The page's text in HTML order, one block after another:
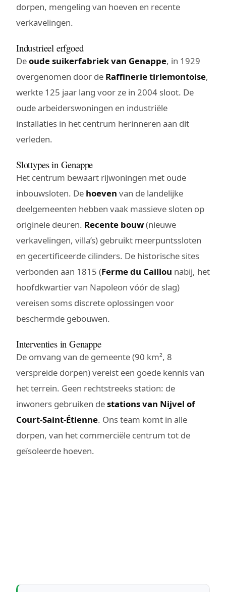
dorpen, mengeling van hoeven en recente
verkavelingen.
Industrieel erfgoed
Deoude suikerfabriek van Genappe, in 1929
overgenomen door de Raffinerie tirlemontoise,
werkte 125 jaar lang voor ze in 2004 sloot. De
oude arbeiderswoningen en industriële
installaties in het centrum herinneren aan dit
verleden.
Slottypes in Genappe
Het centrum bewaart rijwoningen met oude
inbouwsloten. De hoeven van de landelijke
deelgemeenten hebben vaak massieve sloten op
originele deuren. Recente bouw(nieuwe
verkavelingen, villa’s) gebruikt meerpuntssloten
en gecertificeerde cilinders. De historische sites
verbonden aan 1815 (Ferme du Caillou nabij, het
hoofdkwartier van Napoleon vóór de slag)
vereisen soms discrete oplossingen voor
beschermde gebouwen.
Interventies in Genappe
De omvang van de gemeente (90 km², 8
verspreide dorpen) vereist een goede kennis van
het terrein. Geen rechtstreeks station: de
inwoners gebruiken destations van Nijvel of
Court-Saint-Étienne. Ons team komt in alle
dorpen, van het commerciële centrum tot de
geïsoleerde hoeven.